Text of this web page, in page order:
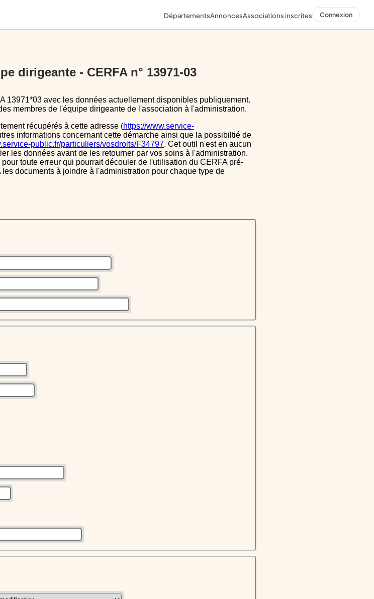
DépartementsAnnoncesAssociations inscrites Connexion
dirigeante - CERFA n° 13971-03
membres de l'équipe dirigeante de l'association à l'administration.
récupérés à cette adresse (https://www.service-
informations concernant cette démarche ainsi que la possibiltié de
public.fr/particuliers/vosdroits/F34797. Cet outil n'est en aucun
les données avant de les retourner par vos soins à l'administration.
toute erreur qui pourrait découler de l'utilisation du CERFA pré-
documents à joindre à l'administration pour chaque type de